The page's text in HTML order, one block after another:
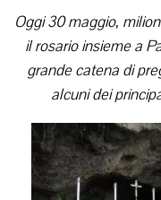
Oggi 30 maggio,
il rosario insieme a
grande catena di
alcuni dei